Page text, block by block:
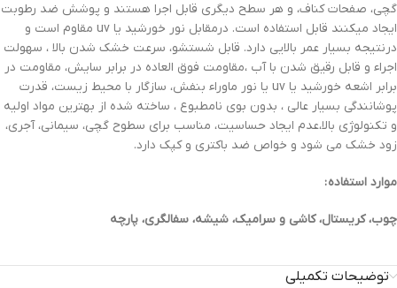
گچی، صفحات کناف، و هر سطح دیگری قابل اجرا هستند و پوشش ضد رطوبت
ایجاد میکنند قابل استفاده است. درمقابل نور خورشید یا uv مقاوم است و
درنتیجه بسیار عمر بالایی دارد. قابل شستشو، سرعت خشک شدن بالا ، سهولت
اجراء و قابل رقیق شدن با آب ،مقاومت فوق العاده در برابر سایش، مقاومت در
برابر اشعه خورشید یا uv یا نور ماوراء بنفش، سازگار با محیط زیست، قدرت
پوشانندگی بسیار عالی ، بدون بوی نامطبوع ، ساخته شده از بهترین مواد اولیه
و تکنولوژی بالا،عدم ایجاد حساسیت، مناسب برای سطوح گچی، سیمانی، آجری،
زود خشک می شود و خواص ضد باکتری و کپک دارد.
موارد استفاده :
چوب، کریستال، کاشی و سرامیک، شیشه، سفالگری، پارچه
توضیحات تکمیلی